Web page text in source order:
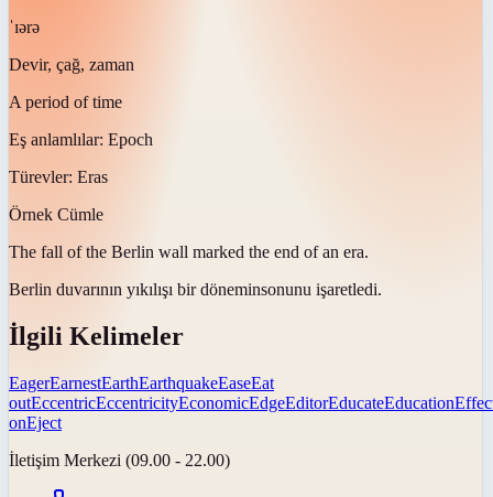
ˈɪərə
Devir, çağ, zaman
A period of time
Eş anlamlılar: Epoch
Türevler: Eras
Örnek Cümle
The fall of the Berlin wall marked the end of an era.
Berlin duvarının yıkılışı bir döneminsonunu işaretledi.
İlgili Kelimeler
EagerEarnestEarthEarthquakeEaseEat
outEccentricEccentricityEconomicEdgeEditorEducateEducation
onEject
İletişim Merkezi (09.00 - 22.00)